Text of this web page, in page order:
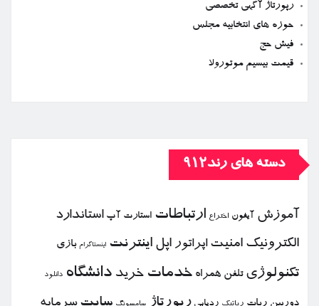
رپورتاژ آگهی تخصصی
حوزه های انتخابیه مجلس
فیش حج
قیمت بیسیم موتورولا
دسته های رند912
آموزش آیفون اختراع ارتباطات استارت آپ استاندارد
الكترونیك امنیت اپراتور اپل اینترنت اینستاگرام بازی
تكنولوژی تلفن همراه خدمات خرید دانشگاه دانلود